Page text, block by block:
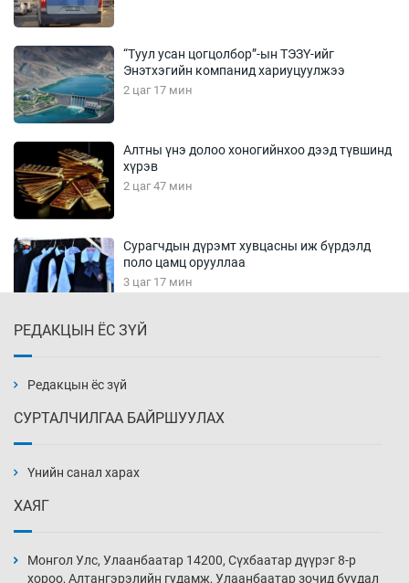
“Туул усан цогцолбор”-ын ТЭЗҮ-ийг
Энэтхэгийн компанид хариуцуулжээ
2 цаг 17 мин
Алтны үнэ долоо хоногийнхоо дээд түвшинд
хүрэв
2 цаг 47 мин
Сурагчдын дүрэмт хувцасны иж бүрдэлд
поло цамц орууллаа
3 цаг 17 мин
3 цаг 47 мин
4 цаг 17 мин
4 цаг 47 мин
РЕДАКЦЫН ЁС ЗҮЙ
Редакцын ёс зүй
СУРТАЛЧИЛГАА БАЙРШУУЛАХ
Үнийн санал харах
ХАЯГ
Монгол Улс, Улаанбаатар 14200, Сүхбаатар дүүрэг 8-р
хороо, Алтангэрэлийн гудамж, Улаанбаатар зочид буудал